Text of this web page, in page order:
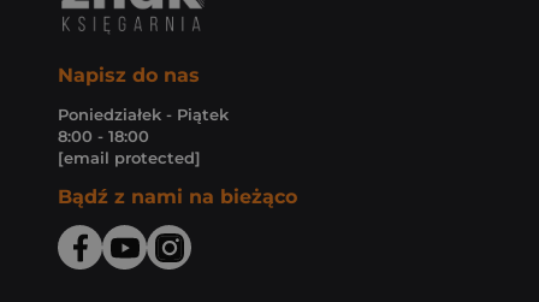
Napisz do nas
Poniedziałek - Piątek
8:00 - 18:00
[email protected]
Bądź z nami na bieżąco